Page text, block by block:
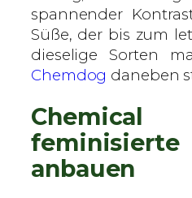
spannender
Süße, der bis zum
dieselige Sorten
Chemdog daneben
anbauen